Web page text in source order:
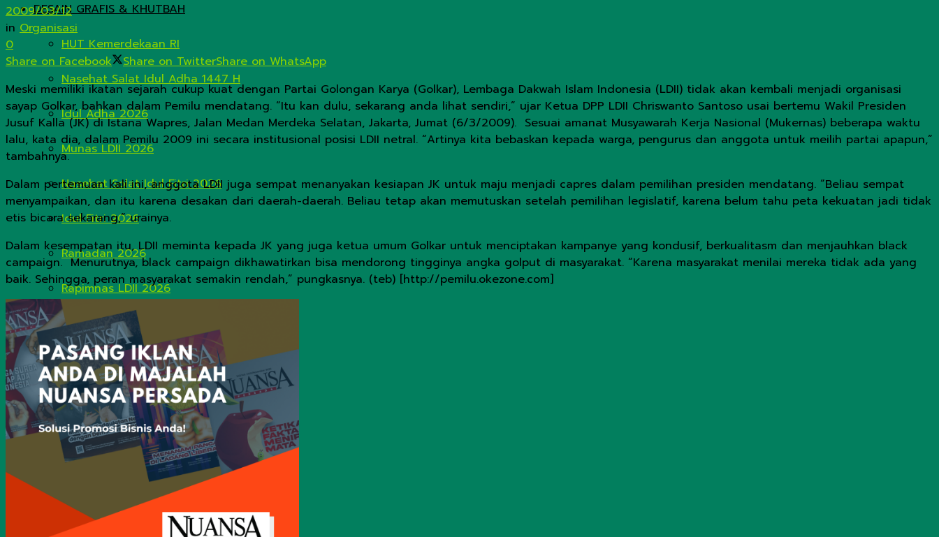
DESAIN GRAFIS & KHUTBAH
HUT Kemerdekaan RI
Nasehat Salat Idul Adha 1447 H
Idul Adha 2026
Munas LDII 2026
Nasehat Solat Idul Fitri 2026
Idul Fitri 2026
Ramadan 2026
Rapimnas LDII 2026
JADWAL SALAT & IMSAKIYAH
No Result
View All Result
2009/03/12
in Organisasi
0
Share on Facebook
Share on TwitterShare on WhatsApp
Meski memiliki ikatan sejarah cukup kuat dengan Partai Golongan Karya (Golkar), Lembaga Dakwah Islam Indonesia (LDII) tidak akan kembali menjadi organisasi
sayap Golkar, bahkan dalam Pemilu mendatang. “Itu kan dulu, sekarang anda lihat sendiri,” ujar Ketua DPP LDII Chriswanto Santoso usai bertemu Wakil Presiden
Jusuf Kalla (JK) di Istana Wapres, Jalan Medan Merdeka Selatan, Jakarta, Jumat (6/3/2009). Sesuai amanat Musyawarah Kerja Nasional (Mukernas) beberapa waktu
lalu, kata dia, dalam Pemilu 2009 ini secara institusional posisi LDII netral. “Artinya kita bebaskan kepada warga, pengurus dan anggota untuk meilih partai apapun,”
tambahnya.
Dalam pertemuan kali ini, anggota LDII juga sempat menanyakan kesiapan JK untuk maju menjadi capres dalam pemilihan presiden mendatang. “Beliau sempat
menyampaikan, dan itu karena desakan dari daerah-daerah. Beliau tetap akan memutuskan setelah pemilihan legislatif, karena belum tahu peta kekuatan jadi tidak
etis bicara sekarang,” urainya.
Dalam kesempatan itu, LDII meminta kepada JK yang juga ketua umum Golkar untuk menciptakan kampanye yang kondusif, berkualitasm dan menjauhkan black
campaign. Menurutnya, black campaign dikhawatirkan bisa mendorong tingginya angka golput di masyarakat. “Karena masyarakat menilai mereka tidak ada yang
baik. Sehingga, peran masyarakat semakin rendah,” pungkasnya. (teb) [http://pemilu.okezone.com]